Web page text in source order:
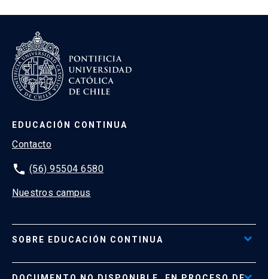
EDUCACIÓN CONTINUA
Contacto
phone (56) 95504 6580
Nuestros campus
SOBRE EDUCACIÓN CONTINUA